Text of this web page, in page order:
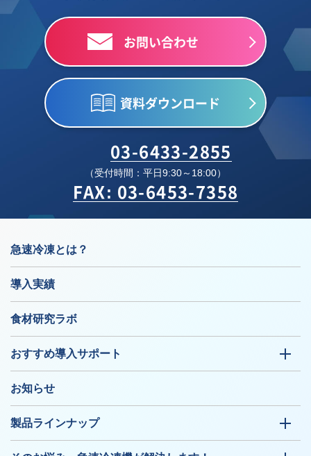
お問い合わせ
資料ダウンロード
03-6433-2855
（受付時間：平日9:30～18:00）
FAX: 03-6453-7358
急速冷凍とは？
導入実績
食材研究ラボ
おすすめ導入サポート
お知らせ
製品ラインナップ